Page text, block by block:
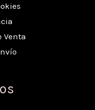
Venta